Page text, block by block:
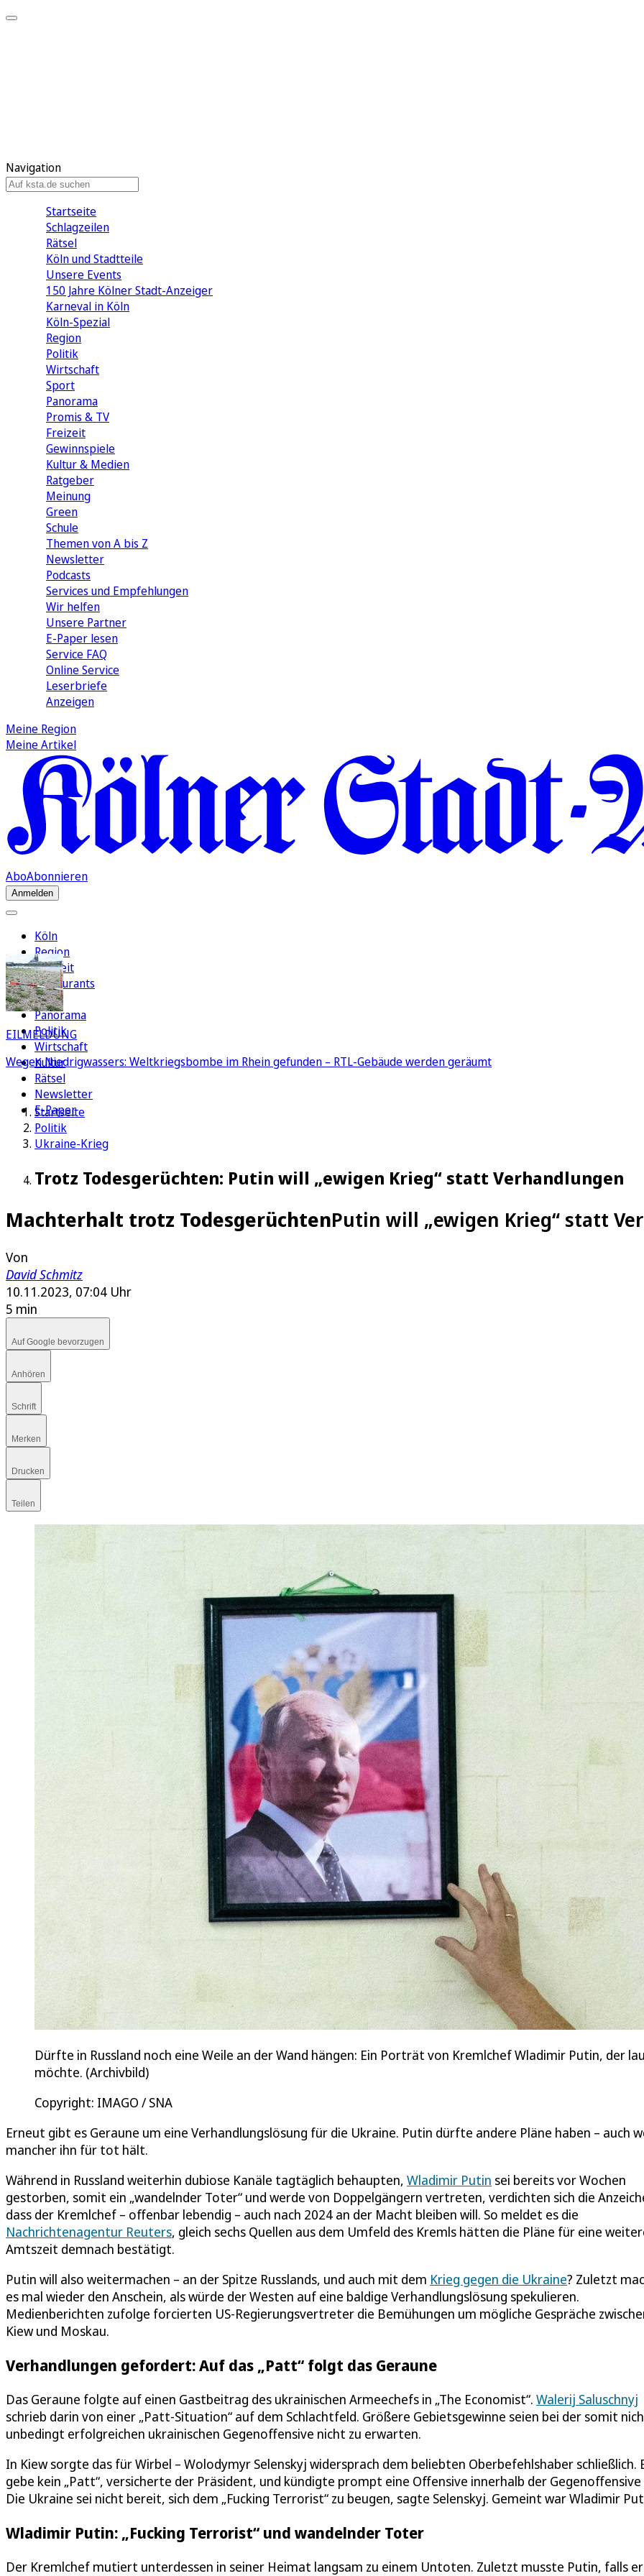
Navigation
Startseite
Schlagzeilen
Rätsel
Köln und Stadtteile
Unsere Events
150 Jahre Kölner Stadt-Anzeiger
Karneval in Köln
Köln-Spezial
Region
Politik
Wirtschaft
Sport
Panorama
Promis & TV
Freizeit
Gewinnspiele
Kultur & Medien
Ratgeber
Meinung
Green
Schule
Themen von A bis Z
Newsletter
Podcasts
Services und Empfehlungen
Wir helfen
Unsere Partner
E-Paper lesen
Service FAQ
Online Service
Leserbriefe
Anzeigen
Meine Region
Meine Artikel
AboAbonnieren
Anmelden
Köln
Region
Freizeit
Restaurants
FC
Panorama
Politik
Wirtschaft
Kultur
Rätsel
Newsletter
E-Paper
EILMELDUNG
Wegen Niedrigwassers: Weltkriegsbombe im Rhein gefunden – RTL-Gebäude werden geräumt
Startseite
Politik
Ukraine-Krieg
Trotz Todesgerüchten: Putin will „ewigen Krieg“ statt Verhandlungen
Machterhalt trotz TodesgerüchtenPutin will „ewigen Krieg“ statt
Von
David Schmitz
10.11.2023, 07:04 Uhr
5 min
Auf Google bevorzugen
Anhören
Schrift
Merken
Drucken
Teilen
Dürfte in Russland noch eine Weile an der Wand hängen: Ein Porträt von Kremlchef Wladimir Putin, der
möchte. (Archivbild)
Copyright: IMAGO / SNA
Erneut gibt es Geraune um eine Verhandlungslösung für die Ukraine. Putin dürfte andere Pläne haben – auch
mancher ihn für tot hält.
Während in Russland weiterhin dubiose Kanäle tagtäglich behaupten, Wladimir Putin sei bereits vor Wochen
gestorben, somit ein „wandelnder Toter“ und werde von Doppelgängern vertreten, verdichten sich die
dass der Kremlchef – offenbar lebendig – auch nach 2024 an der Macht bleiben will. So meldet es die
Nachrichtenagentur Reuters, gleich sechs Quellen aus dem Umfeld des Kremls hätten die Pläne für eine
Amtszeit demnach bestätigt.
Putin will also weitermachen – an der Spitze Russlands, und auch mit dem Krieg gegen die Ukraine? Zuletzt
es mal wieder den Anschein, als würde der Westen auf eine baldige Verhandlungslösung spekulieren.
Medienberichten zufolge forcierten US-Regierungsvertreter die Bemühungen um mögliche Gespräche
Kiew und Moskau.
Verhandlungen gefordert: Auf das „Patt“ folgt das Geraune
Das Geraune folgte auf einen Gastbeitrag des ukrainischen Armeechefs in „The Economist“. Walerij Saluschnyj
schrieb darin von einer „Patt-Situation“ auf dem Schlachtfeld. Größere Gebietsgewinne seien bei der somit
unbedingt erfolgreichen ukrainischen Gegenoffensive nicht zu erwarten.
In Kiew sorgte das für Wirbel – Wolodymyr Selenskyj widersprach dem beliebten Oberbefehlshaber schließlich.
gebe kein „Patt“, versicherte der Präsident, und kündigte prompt eine Offensive innerhalb der Gegenoffensive
Die Ukraine sei nicht bereit, sich dem „Fucking Terrorist“ zu beugen, sagte Selenskyj. Gemeint war Wladimir
Wladimir Putin: „Fucking Terrorist“ und wandelnder Toter
Der Kremlchef mutiert unterdessen in seiner Heimat langsam zu einem Untoten. Zuletzt musste Putin, falls